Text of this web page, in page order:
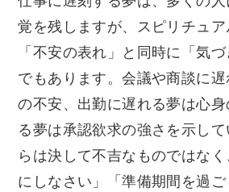
覚を残しますが、スピリチュ
「不安の表れ」と同時に「気づ
でもあります。会議や商談に
の不安、出勤に遅れる夢は心
る夢は承認欲求の強さを示し
らは決して不吉なものではな
にしなさい」「準備期間を過